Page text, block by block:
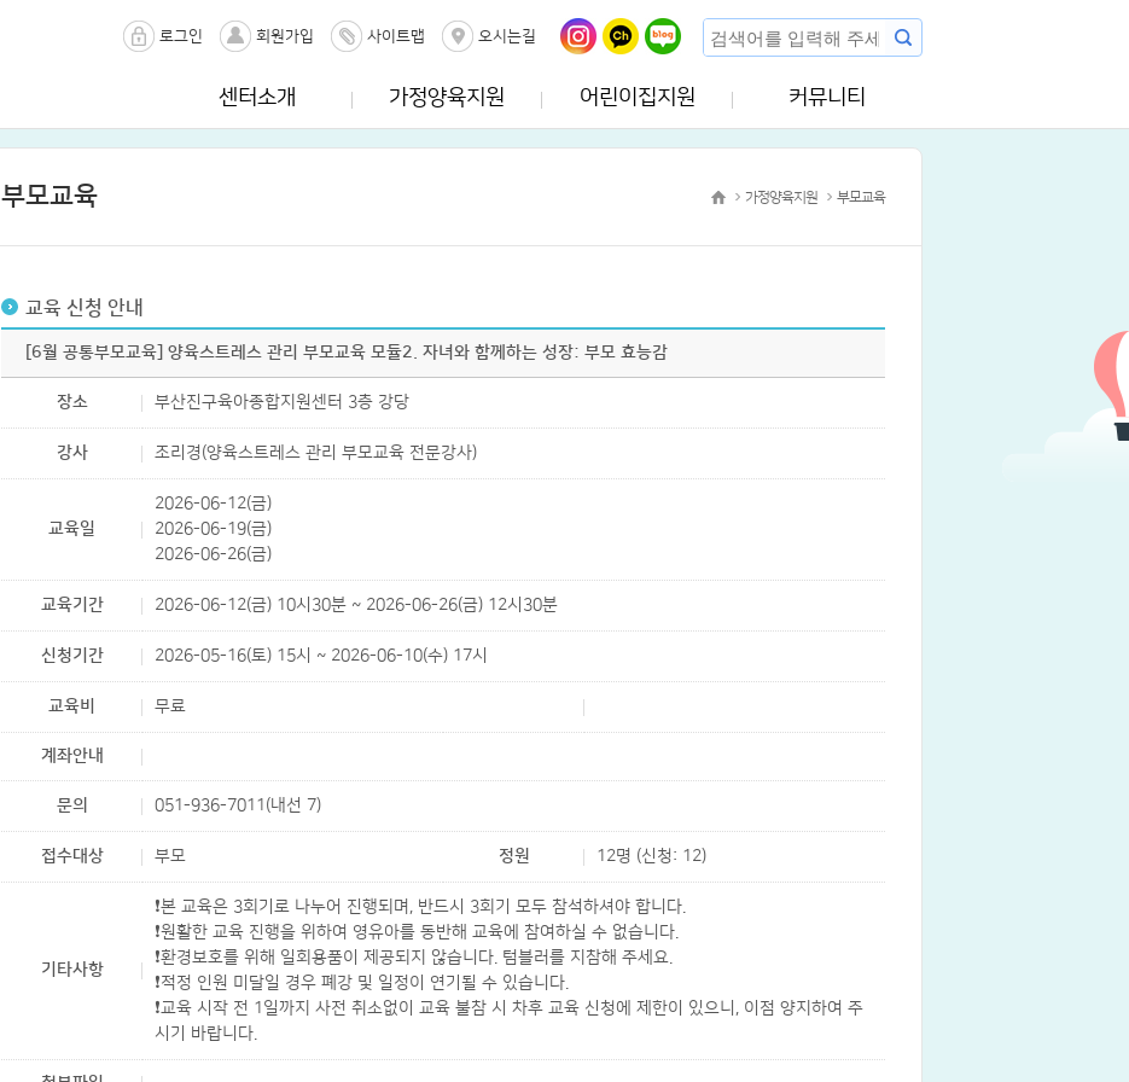
로그인 회원가입 사이트맵 오시는길
센터소개 가정양육지원 어린이집지원 커뮤니티
부모교육 가정양육지원 부모교육
교육 신청 안내
[6월 공통부모교육] 양육스트레스 관리 부모교육 모듈2. 자녀와 함께하는 성장: 부모 효능감
장소 부산진구육아종합지원센터 3층 강당
강사 조리경(양육스트레스 관리 부모교육 전문강사)
교육일
2026-06-12(금)
2026-06-19(금)
2026-06-26(금)
교육기간 2026-06-12(금) 10시30분 ~ 2026-06-26(금) 12시30분
신청기간 2026-05-16(토) 15시 ~ 2026-06-10(수) 17시
교육비 무료
계좌안내
문의 051-936-7011(내선 7)
접수대상 부모 정원 12명 (신청: 12)
기타사항
❗본 교육은 3회기로 나누어 진행되며, 반드시 3회기 모두 참석하셔야 합니다.
❗원활한 교육 진행을 위하여 영유아를 동반해 교육에 참여하실 수 없습니다.
❗환경보호를 위해 일회용품이 제공되지 않습니다. 텀블러를 지참해 주세요.
❗적정 인원 미달일 경우 폐강 및 일정이 연기될 수 있습니다.
❗교육 시작 전 1일까지 사전 취소없이 교육 불참 시 차후 교육 신청에 제한이 있으니, 이점 양지하여 주
시기 바랍니다.